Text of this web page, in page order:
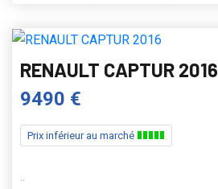
RENAULT CAPTUR 2016
9490 €
Prix inférieur au marché
..